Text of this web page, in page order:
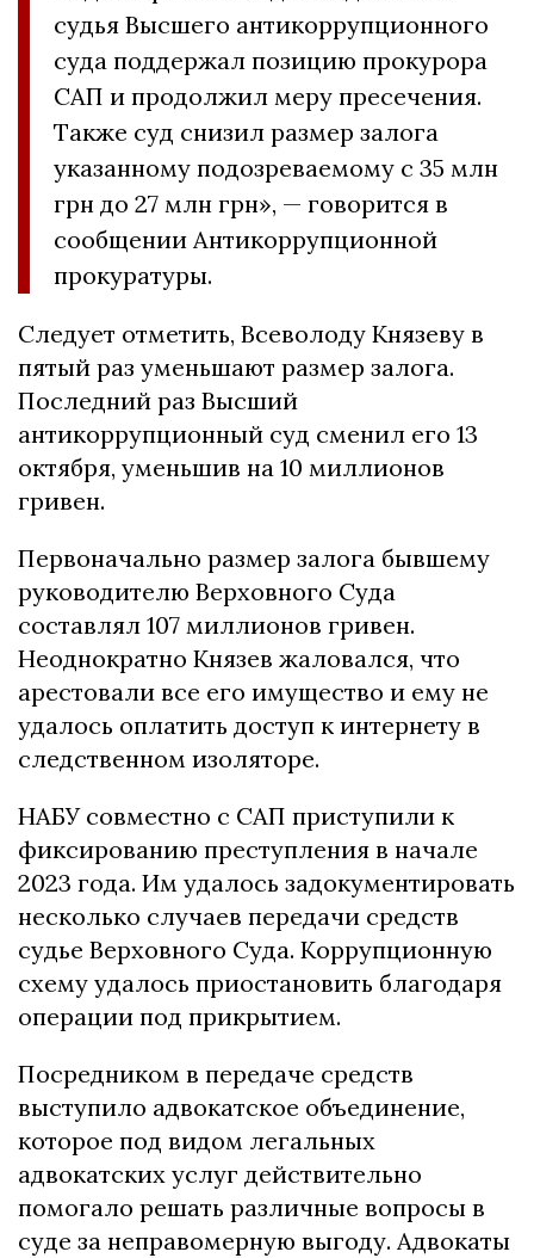
судья Высшего антикоррупционного
суда поддержал позицию прокурора
САП и продолжил меру пресечения.
Также суд снизил размер залога
указанному подозреваемому с 35 млн
грн до 27 млн грн», — говорится в
сообщении Антикоррупционной
прокуратуры.
Следует отметить, Всеволоду Князеву в
пятый раз уменьшают размер залога.
Последний раз Высший
антикоррупционный суд сменил его 13
октября, уменьшив на 10 миллионов
гривен.
Первоначально размер залога бывшему
руководителю Верховного Суда
составлял 107 миллионов гривен.
Неоднократно Князев жаловался, что
арестовали все его имущество и ему не
удалось оплатить доступ к интернету в
следственном изоляторе.
НАБУ совместно с САП приступили к
фиксированию преступления в начале
2023 года. Им удалось задокументировать
несколько случаев передачи средств
судье Верховного Суда. Коррупционную
схему удалось приостановить благодаря
операции под прикрытием.
Посредником в передаче средств
выступило адвокатское объединение,
которое под видом легальных
адвокатских услуг действительно
помогало решать различные вопросы в
суде за неправомерную выгоду. Адвокаты